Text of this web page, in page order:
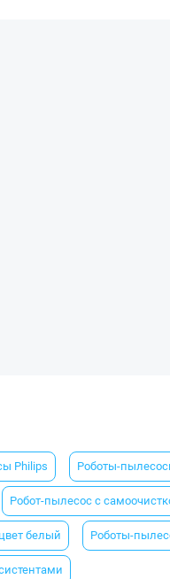
Philips Роботы-
Робот-пылесос с
белый Роботы-